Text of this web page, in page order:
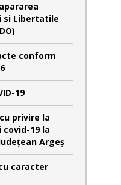
si Libertatile
conform
19
privire la
19 la
Argeș
caracter